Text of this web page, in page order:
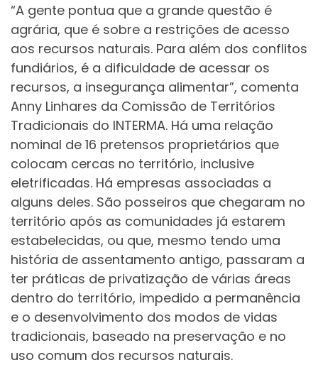
“A gente pontua que a grande questão é
agrária, que é sobre a restrições de acesso
aos recursos naturais. Para além dos conflitos
fundiários, é a dificuldade de acessar os
recursos, a insegurança alimentar”, comenta
Anny Linhares da Comissão de Territórios
Tradicionais do INTERMA. Há uma relação
nominal de 16 pretensos proprietários que
colocam cercas no território, inclusive
eletrificadas. Há empresas associadas a
alguns deles. São posseiros que chegaram no
território após as comunidades já estarem
estabelecidas, ou que, mesmo tendo uma
história de assentamento antigo, passaram a
ter práticas de privatização de várias áreas
dentro do território, impedido a permanência
e o desenvolvimento dos modos de vidas
tradicionais, baseado na preservação e no
uso comum dos recursos naturais.